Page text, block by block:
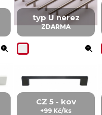
typ U nerez
ZDARMA
CZ 5 - kov
+99 Kč/ks